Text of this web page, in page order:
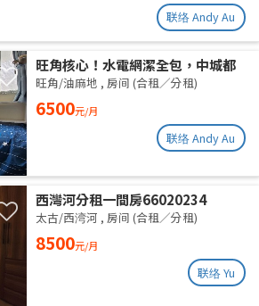
联络 Andy Au
旺角核心！水電網潔全包，中城都
理大通勤黨
旺角/油麻地 , 房间 (合租／分租)
6500元/月
联络 Andy Au
西灣河分租一間房66020234
太古/西湾河 , 房间 (合租／分租)
8500元/月
联络 Yu